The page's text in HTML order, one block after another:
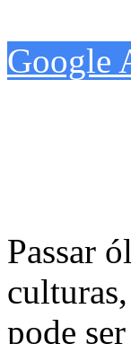
Google
Passar
pode